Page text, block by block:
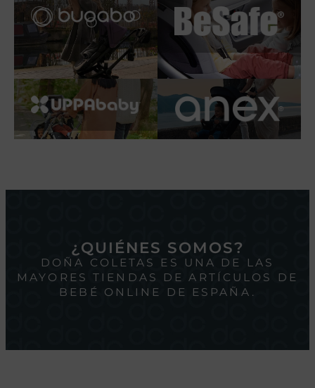
¿QUIÉNES SOMOS?
DOÑA COLETAS ES UNA DE LAS
MAYORES TIENDAS DE ARTÍCULOS DE
BEBÉ ONLINE DE ESPAÑA.